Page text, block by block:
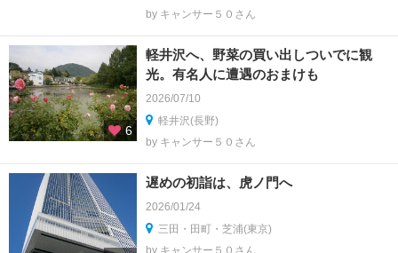
by キャンサー５０さん
6
軽井沢へ、野菜の買い出しついでに観
光。有名人に遭遇のおまけも
2026/07/10
軽井沢(長野)
by キャンサー５０さん
遅めの初詣は、虎ノ門へ
2026/01/24
三田・田町・芝浦(東京)
by キャンサー５０さん